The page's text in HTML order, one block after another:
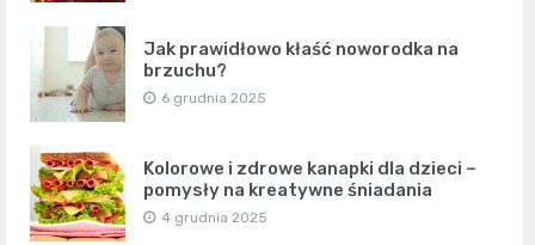
Jak prawidłowo kłaść noworodka na
brzuchu?
6 grudnia 2025
Kolorowe i zdrowe kanapki dla dzieci –
pomysły na kreatywne śniadania
4 grudnia 2025